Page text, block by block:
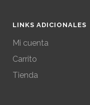
LINKS ADICIONALES
Mi cuenta
Carrito
Tienda